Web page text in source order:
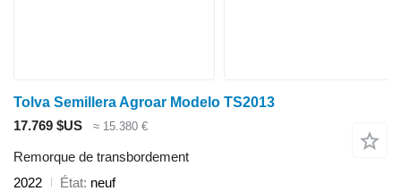
Tolva Semillera Agroar Modelo TS2013
17.769 $US
≈ 15.380 €
Remorque de transbordement
2022
État neuf